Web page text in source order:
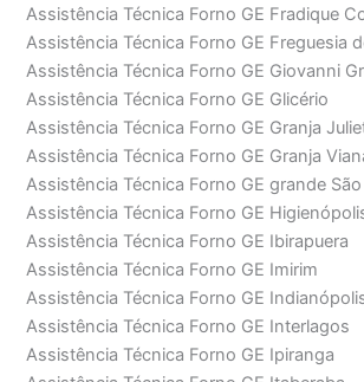
Assistência Técnica Forno GE Fradique
Assistência Técnica Forno GE Freguesia
Assistência Técnica Forno GE Giovanni
Assistência Técnica Forno GE Glicério
Assistência Técnica Forno GE Granja
Assistência Técnica Forno GE Granja
Assistência Técnica Forno GE grande São
Assistência Técnica Forno GE
Assistência Técnica Forno GE Ibirapuera
Assistência Técnica Forno GE Imirim
Assistência Técnica Forno GE
Assistência Técnica Forno GE Interlagos
Assistência Técnica Forno GE Ipiranga